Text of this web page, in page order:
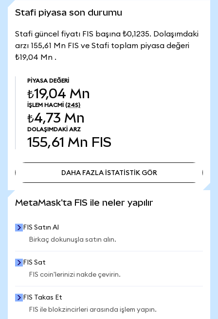
Stafi piyasa son durumu
Stafi güncel fiyatı FIS başına ₺0,1235. Dolaşımdaki
arzı 155,61 Mn FIS ve Stafi toplam piyasa değeri
₺19,04 Mn .
PIYASA DEĞERI
₺19,04 Mn
İŞLEM HACMI (24S)
₺4,73 Mn
DOLAŞIMDAKI ARZ
155,61 Mn FIS
DAHA FAZLA İSTATİSTİK GÖR
MetaMask'ta FIS ile neler yapılır
FIS Satın Al
Birkaç dokunuşla satın alın.
FIS Sat
FIS coin'lerinizi nakde çevirin.
FIS Takas Et
FIS ile blokzincirleri arasında işlem yapın.